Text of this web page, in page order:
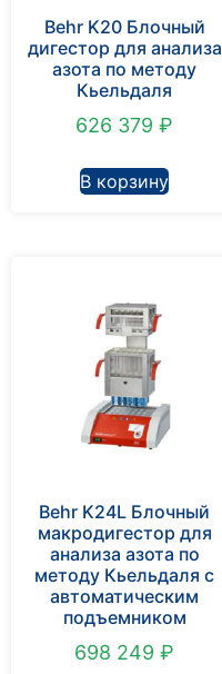
Behr K20 Блочный
дигестор для анализа
азота по методу
Кьельдаля
626 379 ₽
В корзину
Behr K24L Блочный
макродигестор для
анализа азота по
методу Кьельдаля с
автоматическим
подъемником
698 249 ₽